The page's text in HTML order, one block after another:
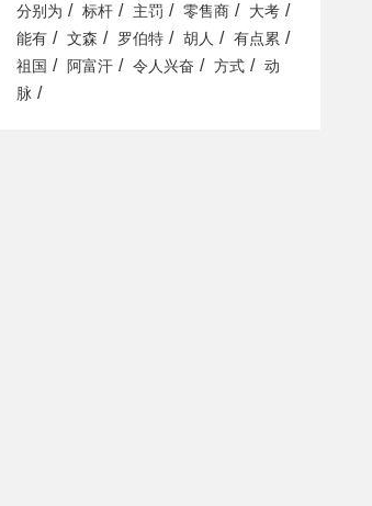
分别为 / 标杆 / 主罚 / 零售商 / 大考 /
能有 / 文森 / 罗伯特 / 胡人 / 有点累 /
祖国 / 阿富汗 / 令人兴奋 / 方式 /
动
脉 /